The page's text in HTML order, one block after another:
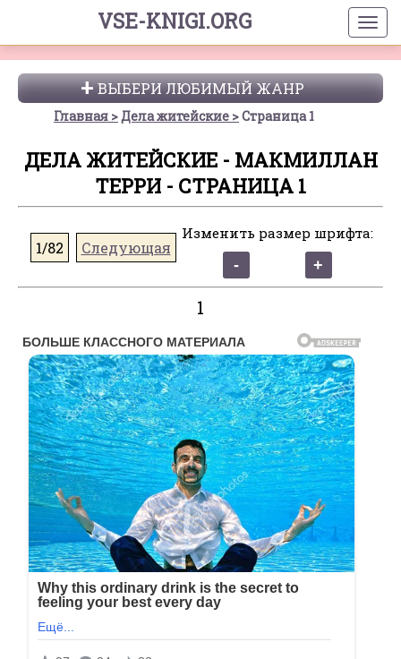
VSE-KNIGI.ORG
ВЫБЕРИ ЛЮБИМЫЙ ЖАНР
Главная Дела житейские Страница 1
ДЕЛА ЖИТЕЙСКИЕ - МАКМИЛЛАН
ТЕРРИ - СТРАНИЦА 1
1/82 Следующая
Изменить размер шрифта:
1